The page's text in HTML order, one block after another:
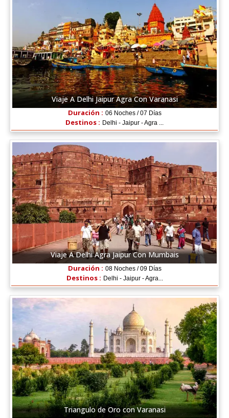
Viaje A Delhi Jaipur Agra Con Varanasi
Duración : 06 Noches / 07 Días
Destinos : Delhi - Jaipur - Agra ...
Viaje A Delhi Agra Jaipur Con Mumbais
Duración : 08 Noches / 09 Días
Destinos : Delhi - Jaipur - Agra...
Triangulo de Oro con Varanasi